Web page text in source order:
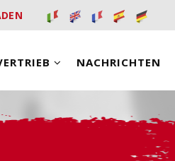
NACHRICHTEN